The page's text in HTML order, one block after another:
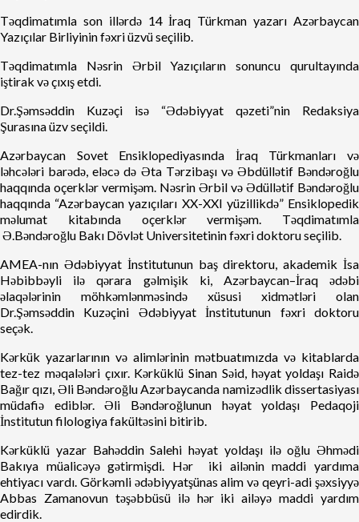
Təqdimatımla son illərdə 14 İraq Türkman yazarı Azərbaycan
Yazıçılar Birliyinin fəxri üzvü seçilib.
Təqdimatımla Nəsrin Ərbil Yazıçıların sonuncu qurultayında
iştirak və çıxış etdi.
Dr.Şəmsəddin Kuzəçi isə “Ədəbiyyat qəzeti”nin Redaksiya
Şurasına üzv seçildi.
Azərbaycan Sovet Ensiklopediyasında İraq Türkmanları və
ləhcələri barədə, eləcə də Əta Tərzibaşı və Əbdüllətif Bəndəroğlu
haqqında oçerklər vermişəm. Nəsrin Ərbil və Ədüllətif Bəndəroğlu
haqqında “Azərbaycan yazıçıları XX-XXI yüzillikdə” Ensiklopedik
məlumat kitabında oçerklər vermişəm. Təqdimatımla
Ə.Bəndəroğlu Bakı Dövlət Universitetinin fəxri doktoru seçilib.
AMEA-nın Ədəbiyyat İnstitutunun baş direktoru, akademik İsa
Həbibbəyli ilə qərara gəlmişik ki, Azərbaycan–İraq ədəbi
əlaqələrinin möhkəmlənməsində xüsusi xidmətləri olan
Dr.Şəmsəddin Kuzəçini Ədəbiyyat İnstitutunun fəxri doktoru
seçək.
Kərkük yazarlarının və alimlərinin mətbuatımızda və kitablarda
tez-tez məqalələri çıxır. Kərküklü Sinan Səid, həyat yoldaşı Raidə
Bağır qızı, Əli Bəndəroğlu Azərbaycanda namizədlik dissertasiyası
müdafiə ediblər. Əli Bəndəroğlunun həyat yoldaşı Pedaqoji
İnstitutun filologiya fakültəsini bitirib.
Kərküklü yazar Bahəddin Salehi həyat yoldaşı ilə oğlu Əhmədi
Bakıya müalicəyə gətirmişdi. Hər iki ailənin maddi yardıma
ehtiyacı vardı. Görkəmli ədəbiyyatşünas alim və qeyri-adi şəxsiyyə
Abbas Zamanovun təşəbbüsü ilə hər iki ailəyə maddi yardım
edirdik.